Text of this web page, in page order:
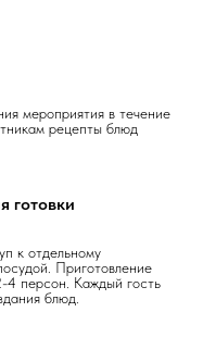
мероприятия в течение
рецепты блюд
готовки
к отдельному
Приготовление
4 персон. Каждый гость
блюд.